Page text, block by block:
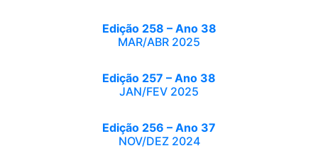
Edição 258 – Ano 38
MAR/ABR 2025
Edição 257 – Ano 38
JAN/FEV 2025
Edição 256 – Ano 37
NOV/DEZ 2024